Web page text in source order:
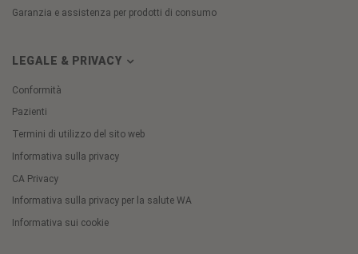
Garanzia e assistenza per prodotti di consumo
LEGALE & PRIVACY
Conformità
Pazienti
Termini di utilizzo del sito web
Informativa sulla privacy
CA Privacy
Informativa sulla privacy per la salute WA
Informativa sui cookie